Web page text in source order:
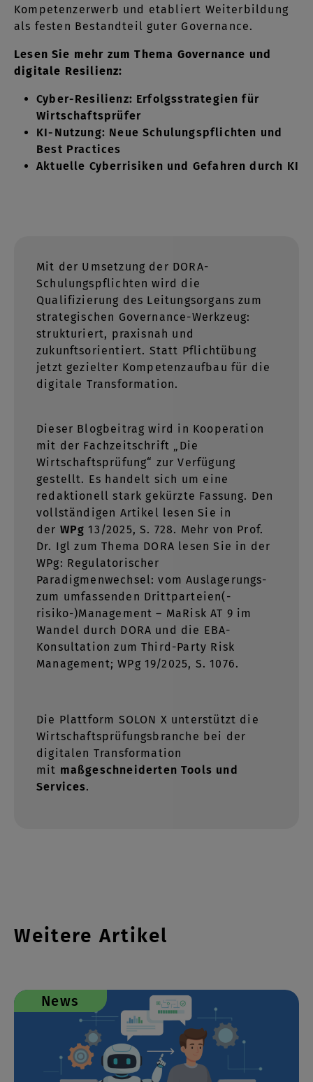
Kompetenzerwerb und etabliert Weiterbildung
als festen Bestandteil guter Governance.
Lesen Sie mehr zum Thema Governance und
digitale Resilienz:
Cyber-Resilienz: Erfolgsstrategien für
Wirtschaftsprüfer
KI-Nutzung: Neue Schulungspflichten und
Best Practices
Aktuelle Cyberrisiken und Gefahren durch KI
Mit der Umsetzung der DORA-
Schulungspflichten wird die
Qualifizierung des Leitungsorgans zum
strategischen Governance-Werkzeug:
strukturiert, praxisnah und
zukunftsorientiert. Statt Pflichtübung
jetzt gezielter Kompetenzaufbau für die
digitale Transformation.
Dieser Blogbeitrag wird in Kooperation
mit der Fachzeitschrift „Die
Wirtschaftsprüfung“ zur Verfügung
gestellt. Es handelt sich um eine
redaktionell stark gekürzte Fassung. Den
vollständigen Artikel lesen Sie in
der WPg 13/2025, S. 728. Mehr von Prof.
Dr. Igl zum Thema DORA lesen Sie in der
WPg: Regulatorischer
Paradigmenwechsel: vom Auslagerungs-
zum umfassenden Drittparteien(-
risiko-)Management – MaRisk AT 9 im
Wandel durch DORA und die EBA-
Konsultation zum Third-Party Risk
Management; WPg 19/2025, S. 1076.
Die Plattform SOLON X unterstützt die
Wirtschaftsprüfungsbranche bei der
digitalen Transformation
mit maßgeschneiderten Tools und
Services.
Weitere Artikel
News